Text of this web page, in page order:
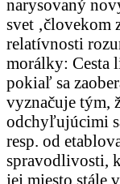
narysovaný
svet ‚človekom
relatívnosti
morálky: Cesta
pokiaľ sa
vyznačuje tým,
odchyľujúcimi
resp. od
spravodlivosti,
jej miesto stále